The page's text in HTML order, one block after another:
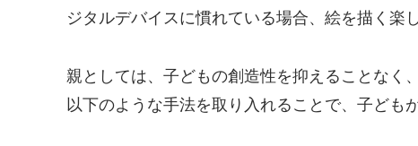
ジタルデバイスに慣れている場合、絵を描く楽
親としては、子どもの創造性を抑えることなく
以下のような手法を取り入れることで、子ども